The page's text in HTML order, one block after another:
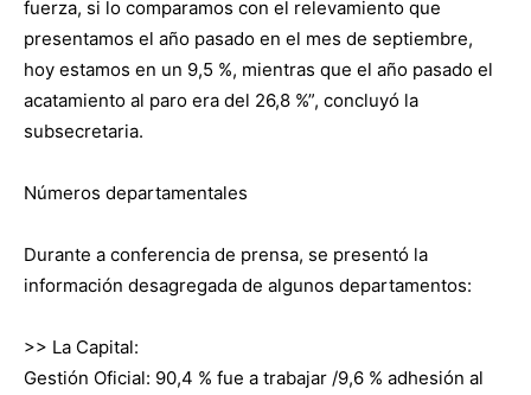
fuerza, si lo comparamos con el relevamiento que
presentamos el año pasado en el mes de septiembre,
hoy estamos en un 9,5 %, mientras que el año pasado el
acatamiento al paro era del 26,8 %”, concluyó la
subsecretaria.
Números departamentales
Durante a conferencia de prensa, se presentó la
información desagregada de algunos departamentos:
>> La Capital:
Gestión Oficial: 90,4 % fue a trabajar /9,6 % adhesión al